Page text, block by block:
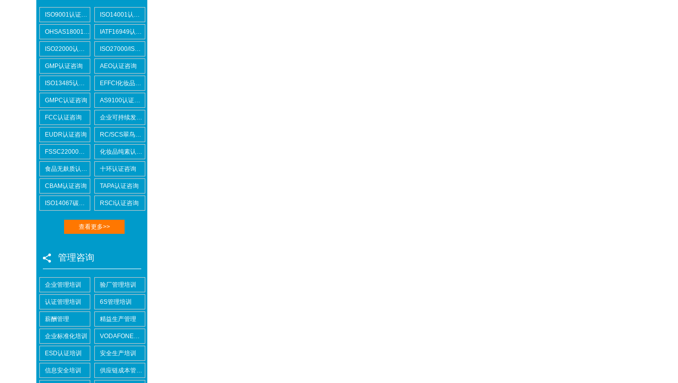
ISO9001认证咨询 ISO14001认证咨询
OHSAS18001认证咨询 IATF16949认证咨询
ISO22000认证咨询 ISO27000/ISO27001认证咨询
GMP认证咨询 AEO认证咨询
ISO13485认证咨询 EFFCI化妆品原料认证咨询
GMPC认证咨询 AS9100认证咨询
FCC认证咨询 企业可持续发展SCORE认证咨询
EUDR认证咨询 RC/SCS翠鸟认证咨询
FSSC22000认证咨询 化妆品纯素认证咨询
食品无麸质认证咨询 十环认证咨询
CBAM认证咨询 TAPA认证咨询
ISO14067碳足迹 RSCI认证咨询
查看更多>>
管理咨询
企业管理培训 验厂管理培训
认证管理培训 6S管理培训
薪酬管理 精益生产管理
企业标准化培训 VODAFONE认证知识培训
ESD认证培训 安全生产培训
信息安全培训 供应链成本管控培训
Lowe's劳氏验厂